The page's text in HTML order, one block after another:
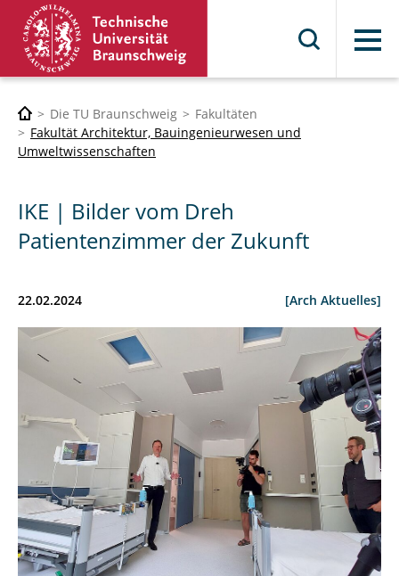
Menü
Die TU Braunschweig
Fakultäten
Fakultät Architektur, Bauingenieurwesen und
Umweltwissenschaften
IKE | Bilder vom Dreh
Patientenzimmer der Zukunft
22.02.2024 [Arch Aktuelles]